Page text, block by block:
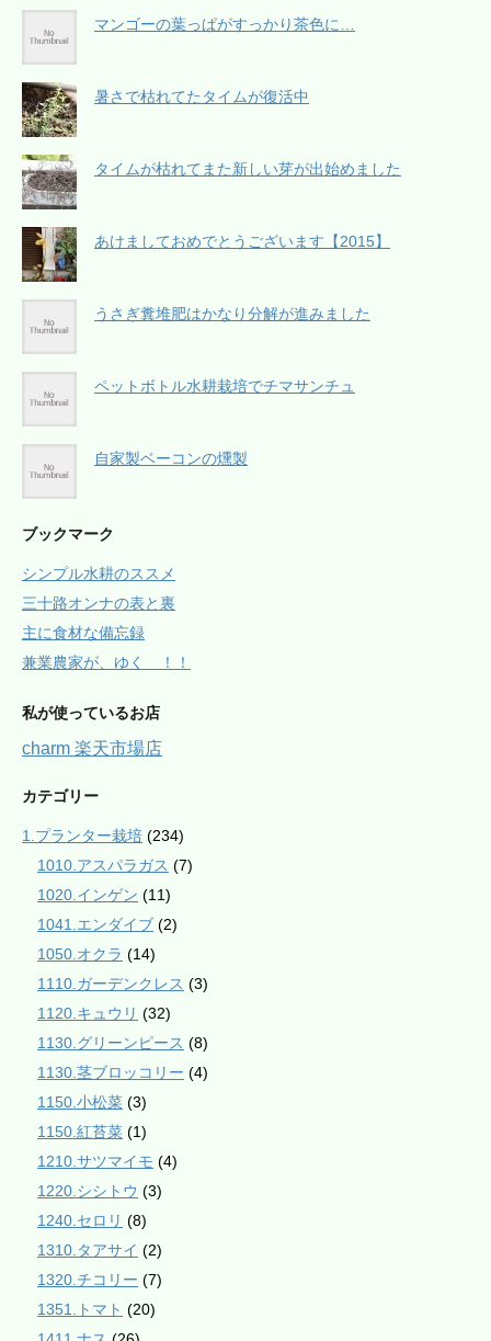
マンゴーの葉っぱがすっかり茶色に…
暑さで枯れてたタイムが復活中
タイムが枯れてまた新しい芽が出始めました
あけましておめでとうございます【2015】
うさぎ糞堆肥はかなり分解が進みました
ペットボトル水耕栽培でチマサンチュ
自家製ベーコンの燻製
ブックマーク
シンプル水耕のススメ
三十路オンナの表と裏
主に食材な備忘録
兼業農家が、ゆく ！！
私が使っているお店
charm 楽天市場店
カテゴリー
1.プランター栽培 (234)
1010.アスパラガス (7)
1020.インゲン (11)
1041.エンダイブ (2)
1050.オクラ (14)
1110.ガーデンクレス (3)
1120.キュウリ (32)
1130.グリーンピース (8)
1130.茎ブロッコリー (4)
1150.小松菜 (3)
1150.紅苔菜 (1)
1210.サツマイモ (4)
1220.シシトウ (3)
1240.セロリ (8)
1310.タアサイ (2)
1320.チコリー (7)
1351.トマト (20)